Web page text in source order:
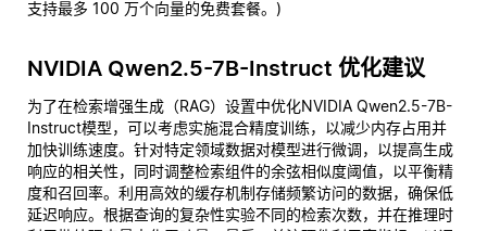
支持最多 100 万个向量的免费套餐。)
NVIDIA Qwen2.5-7B-Instruct 优化建议
为了在检索增强生成（RAG）设置中优化NVIDIA Qwen2.5-7B-
Instruct模型，可以考虑实施混合精度训练，以减少内存占用并
加快训练速度。针对特定领域数据对模型进行微调，以提高生成
响应的相关性，同时调整检索组件的余弦相似度阈值，以平衡精
度和召回率。利用高效的缓存机制存储频繁访问的数据，确保低
延迟响应。根据查询的复杂性实验不同的检索次数，并在推理时